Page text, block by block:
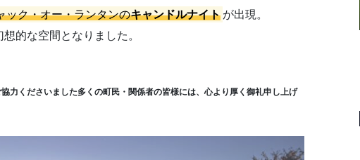
ック・オー・ランタンのキャンドルナイト が出現。
的な空間となりました。
力くださいました多くの町民・関係者の皆様には、心より厚く御礼申し上げ